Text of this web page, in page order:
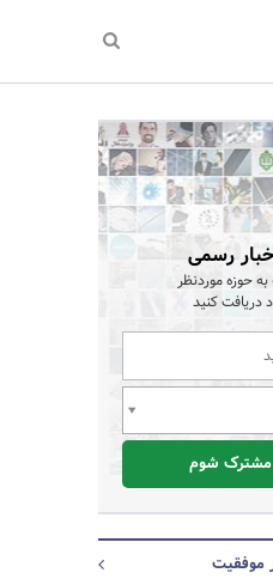
رسمی
به حوزه موردنظر
دریافت کنید
شوم
موفقیت